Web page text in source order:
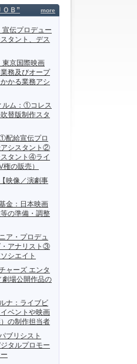
more
ＯＢ”
伝プロデュー
タント、デス
東京国際映画
務及びオープ
かる業務アシ
ルム：①コレス
替版制作スタ
配給宣伝プロ
アシスタント②
タント④ライ
の販売）
映像／演劇事
金：日本映画
の準備・調整
ア・プロデュ
アナリスト③
シエイト
ャーズ エンタ
劇場公開作品の
ナ：ライブビ
ベントや映画
の制作担当者
ブリシスト
タルプロモー